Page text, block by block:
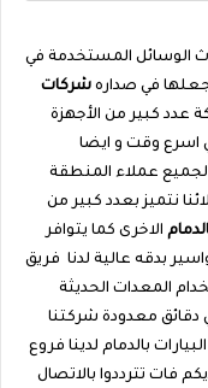
الوسائل المستخدمة في
في صداره شركات
عدد كبير من الأجهزة
اسرع وقت و ايضا
لجميع عملاء المنطقة
نتميز بعدد كبير من
الاخرى كما يتوافر
بدقه عالية لدنا فريق
المعدات الحديثة
دقائق معدودة شركتنا
بالدمام لدينا فروع
فات تترددوا بالاتصال